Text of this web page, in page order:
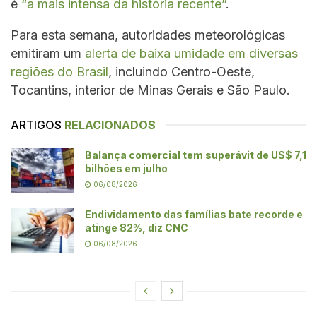
é “a mais intensa da história recente”.
Para esta semana, autoridades meteorológicas
emitiram um alerta de baixa umidade em diversas
regiões do Brasil, incluindo Centro-Oeste,
Tocantins, interior de Minas Gerais e São Paulo.
ARTIGOS RELACIONADOS
Balança comercial tem superávit de US$ 7,1
bilhões em julho
06/08/2026
Endividamento das famílias bate recorde e
atinge 82%, diz CNC
06/08/2026